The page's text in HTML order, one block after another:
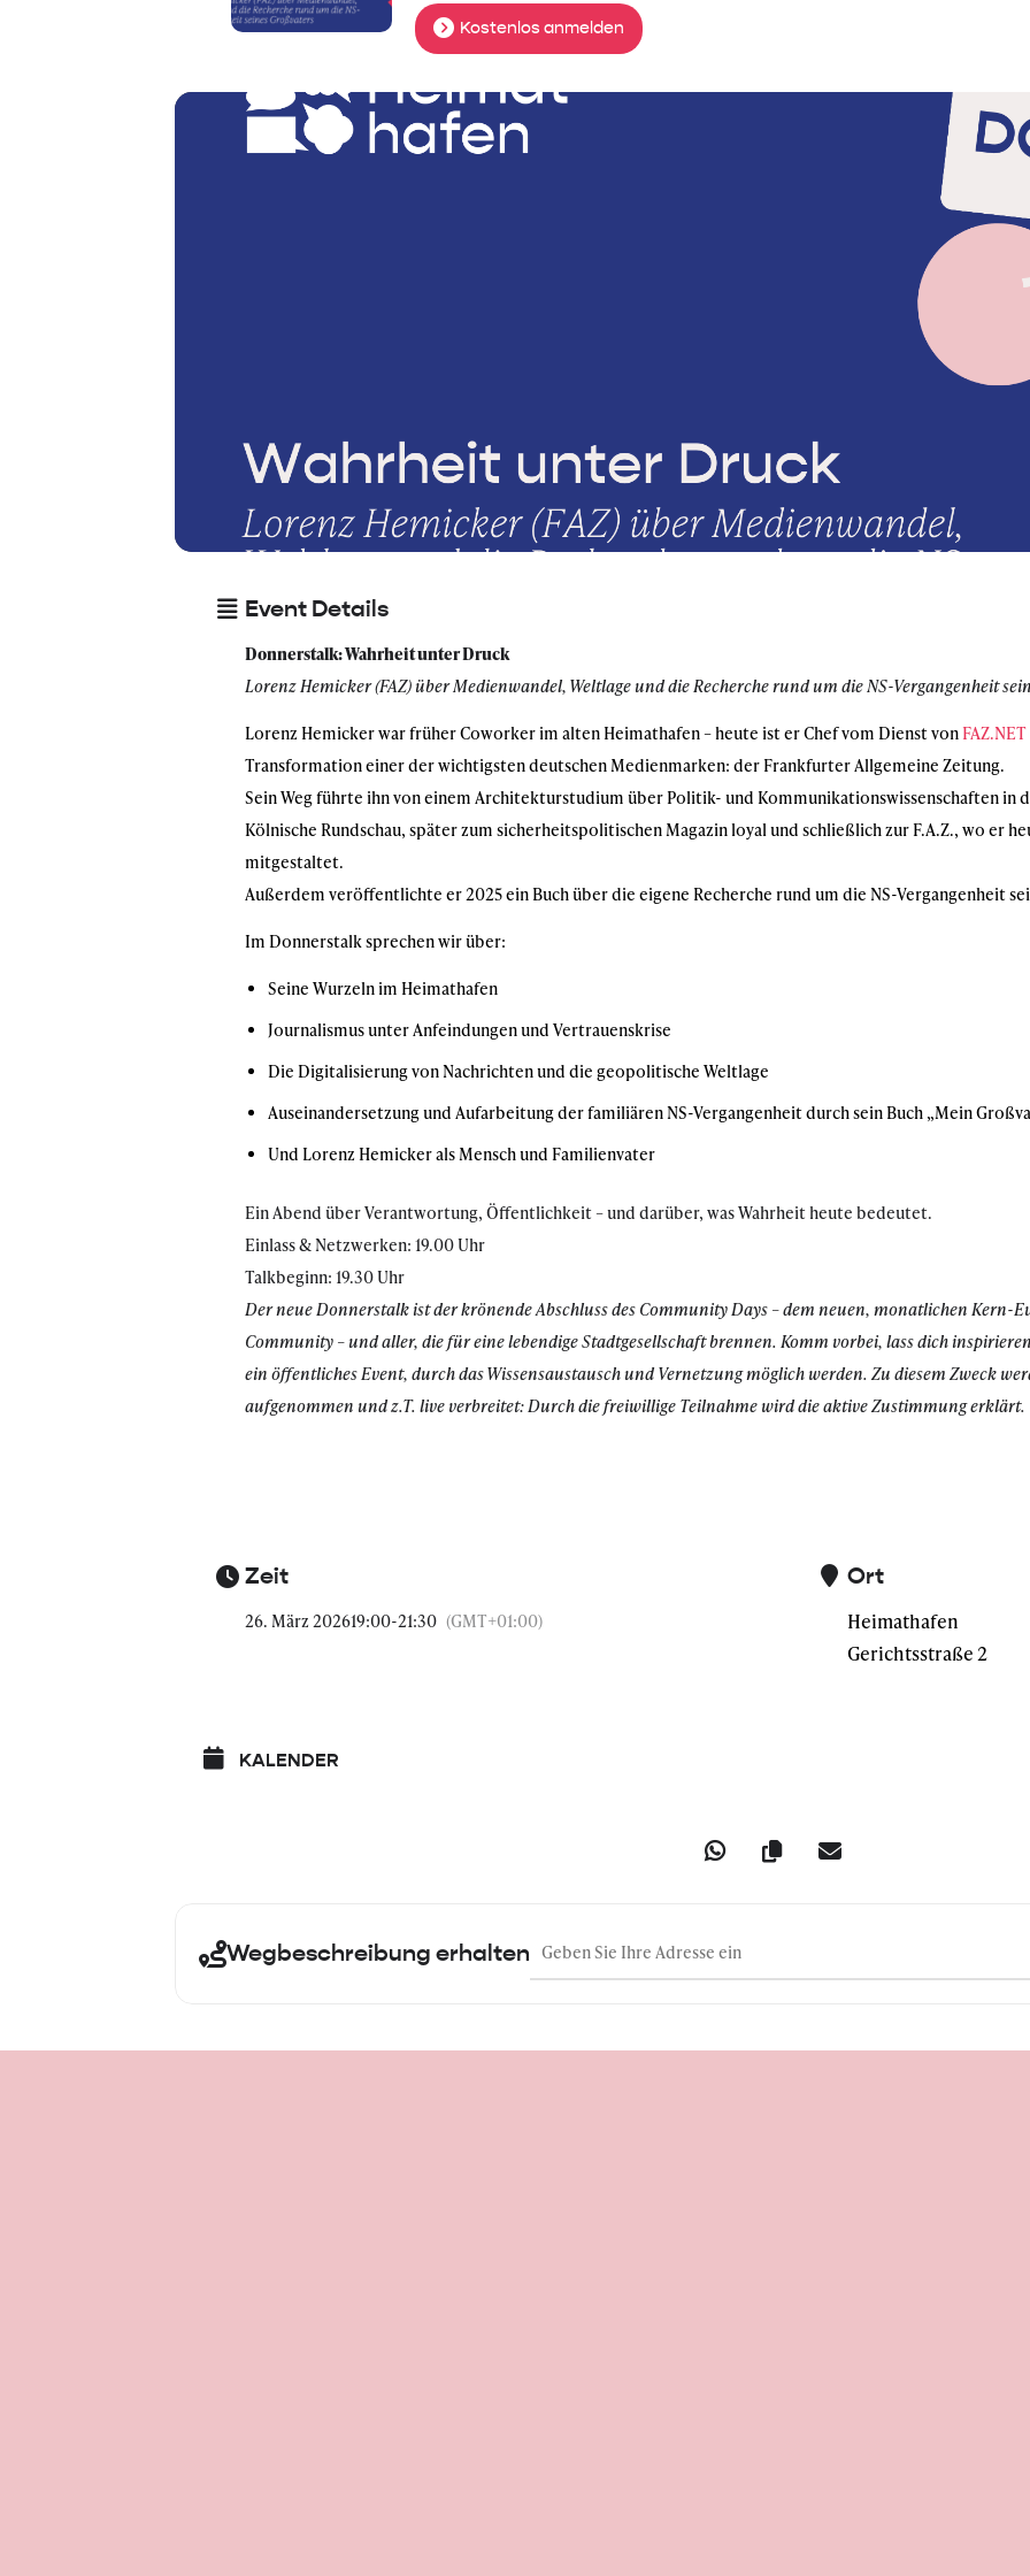
Kostenlos anmelden
Event Details
Donnerstalk: Wahrheit unter Druck
Lorenz Hemicker (FAZ) über Medienwandel, Weltlage und die Recherche rund um die NS-Vergangenheit
Lorenz Hemicker war früher Coworker im alten Heimathafen – heute ist er Chef vom Dienst von FAZ.NET
Transformation einer der wichtigsten deutschen Medienmarken: der Frankfurter Allgemeine Zeitung.
Sein Weg führte ihn von einem Architekturstudium über Politik- und Kommunikationswissenschaften in
Kölnische Rundschau, später zum sicherheitspolitischen Magazin loyal und schließlich zur F.A.Z., wo er
mitgestaltet.
Außerdem veröffentlichte er 2025 ein Buch über die eigene Recherche rund um die NS-Vergangenheit
Im Donnerstalk sprechen wir über:
Seine Wurzeln im Heimathafen
Journalismus unter Anfeindungen und Vertrauenskrise
Die Digitalisierung von Nachrichten und die geopolitische Weltlage
Auseinandersetzung und Aufarbeitung der familiären NS-Vergangenheit durch sein Buch „Mein
Und Lorenz Hemicker als Mensch und Familienvater
Ein Abend über Verantwortung, Öffentlichkeit – und darüber, was Wahrheit heute bedeutet.
Einlass & Netzwerken: 19.00 Uhr
Talkbeginn: 19.30 Uhr
Der neue Donnerstalk ist der krönende Abschluss des Community Days – dem neuen, monatlichen Kern-
Community – und aller, die für eine lebendige Stadtgesellschaft brennen. Komm vorbei, lass dich
ein öffentliches Event, durch das Wissensaustausch und Vernetzung möglich werden. Zu diesem Zweck
aufgenommen und z.T. live verbreitet: Durch die freiwillige Teilnahme wird die aktive Zustimmung erklärt.
Zeit
26. März 202619:00-21:30 (GMT+01:00)
Ort
Heimathafen
Gerichtsstraße 2
KALENDER
Wegbeschreibung erhalten Address - Donnerstalk: Wahrheit unter Druck mit Lorenz